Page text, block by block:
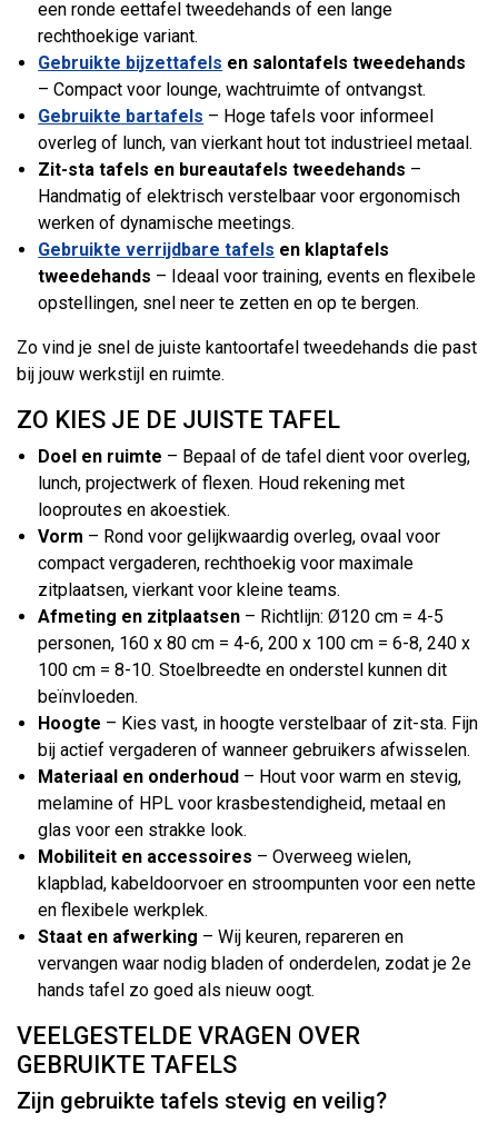
een ronde eettafel tweedehands of een lange
rechthoekige variant.
Gebruikte bijzettafels en salontafels tweedehands
– Compact voor lounge, wachtruimte of ontvangst.
Gebruikte bartafels – Hoge tafels voor informeel
overleg of lunch, van vierkant hout tot industrieel metaal.
Zit-sta tafels en bureautafels tweedehands –
Handmatig of elektrisch verstelbaar voor ergonomisch
werken of dynamische meetings.
Gebruikte verrijdbare tafels en klaptafels
tweedehands – Ideaal voor training, events en flexibele
opstellingen, snel neer te zetten en op te bergen.
Zo vind je snel de juiste kantoortafel tweedehands die past
bij jouw werkstijl en ruimte.
ZO KIES JE DE JUISTE TAFEL
Doel en ruimte – Bepaal of de tafel dient voor overleg,
lunch, projectwerk of flexen. Houd rekening met
looproutes en akoestiek.
Vorm – Rond voor gelijkwaardig overleg, ovaal voor
compact vergaderen, rechthoekig voor maximale
zitplaatsen, vierkant voor kleine teams.
Afmeting en zitplaatsen – Richtlijn: Ø120 cm = 4-5
personen, 160 x 80 cm = 4-6, 200 x 100 cm = 6-8, 240 x
100 cm = 8-10. Stoelbreedte en onderstel kunnen dit
beïnvloeden.
Hoogte – Kies vast, in hoogte verstelbaar of zit-sta. Fijn
bij actief vergaderen of wanneer gebruikers afwisselen.
Materiaal en onderhoud – Hout voor warm en stevig,
melamine of HPL voor krasbestendigheid, metaal en
glas voor een strakke look.
Mobiliteit en accessoires – Overweeg wielen,
klapblad, kabeldoorvoer en stroompunten voor een nette
en flexibele werkplek.
Staat en afwerking – Wij keuren, repareren en
vervangen waar nodig bladen of onderdelen, zodat je 2e
hands tafel zo goed als nieuw oogt.
VEELGESTELDE VRAGEN OVER
GEBRUIKTE TAFELS
Zijn gebruikte tafels stevig en veilig?